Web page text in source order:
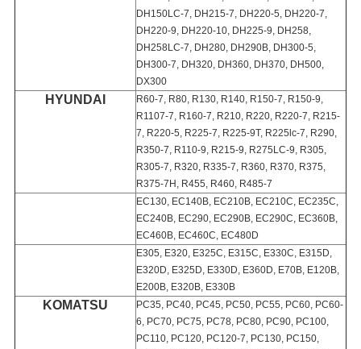
DH150LC-7, DH215-7, DH220-5, DH220-7,
DH220-9, DH220-10, DH225-9, DH258,
DH258LC-7, DH280, DH290B, DH300-5,
DH300-7, DH320, DH360, DH370, DH500,
DX300
HYUNDAI
R60-7, R80, R130, R140, R150-7, R150-9,
R1107-7, R160-7, R210, R220, R220-7, R215-
7, R220-5, R225-7, R225-9T, R225lc-7, R290,
R350-7, R110-9, R215-9, R275LC-9, R305,
R305-7, R320, R335-7, R360, R370, R375,
R375-7H, R455, R460, R485-7
EC130, EC140B, EC210B, EC210C, EC235C,
EC240B, EC290, EC290B, EC290C, EC360B,
EC460B, EC460C, EC480D
E305, E320, E325C, E315C, E330C, E315D,
E320D, E325D, E330D, E360D, E70B, E120B,
E200B, E320B, E330B
KOMATSU
PC35, PC40, PC45, PC50, PC55, PC60, PC60-
6, PC70, PC75, PC78, PC80, PC90, PC100,
PC110, PC120, PC120-7, PC130, PC150,